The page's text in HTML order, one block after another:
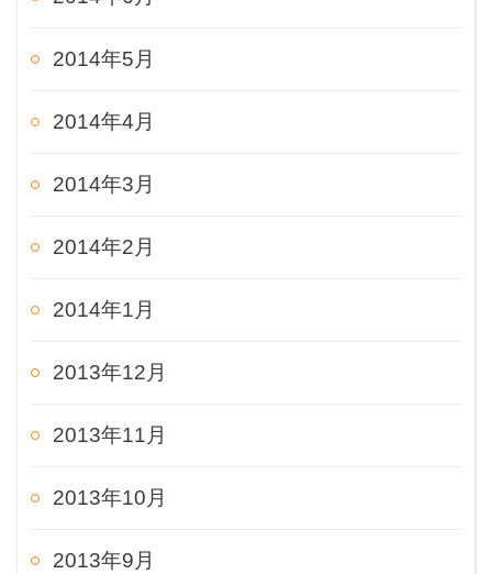
2014年5月
2014年4月
2014年3月
2014年2月
2014年1月
2013年12月
2013年11月
2013年10月
2013年9月